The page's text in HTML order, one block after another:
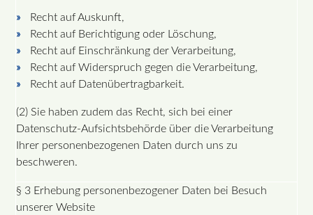
Recht auf Auskunft,
Recht auf Berichtigung oder Löschung,
Recht auf Einschränkung der Verarbeitung,
Recht auf Widerspruch gegen die Verarbeitung,
Recht auf Datenübertragbarkeit.
(2) Sie haben zudem das Recht, sich bei einer
Datenschutz-Aufsichtsbehörde über die Verarbeitung
Ihrer personenbezogenen Daten durch uns zu
beschweren.
§ 3 Erhebung personenbezogener Daten bei Besuch
unserer Website